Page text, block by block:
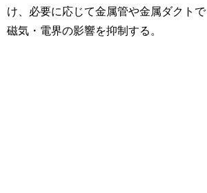
け、必要に応じて金属管や金属ダクトで
磁気・電界の影響を抑制する。